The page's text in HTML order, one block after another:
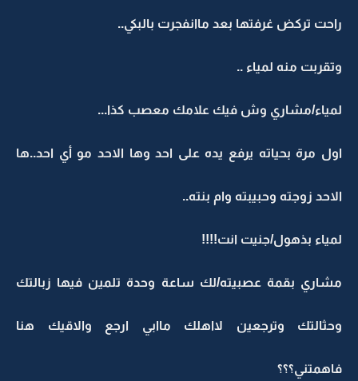
راحت تركض غرفتها بعد ماانفجرت بالبكي..
وتقربت منه لمياء ..
لمياء/مشاري وش فيك علامك معصب كذا...
اول مرة بحياته يرفع يده على احد وها الاحد مو أي احد..ها
الاحد زوجته وحبيبته وام بنته..
لمياء بذهول/جنيت انت!!!!
مشاري بقمة عصبيته/لك ساعة وحدة تلمين فيها زبالتك
وحثالتك وترجعين لااهلك ماابي ارجع والاقيك هنا
فاهمتني؟؟؟